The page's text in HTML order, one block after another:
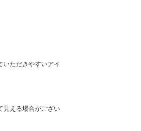
いただきやすいアイ
見える場合がござい